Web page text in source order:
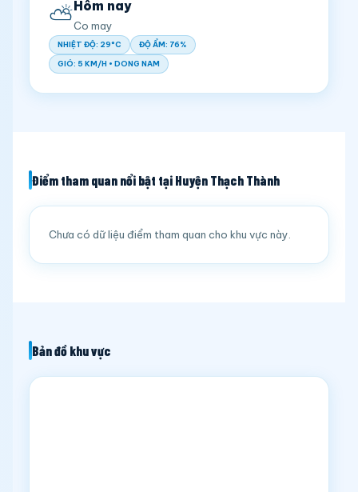
⛅Hôm nay
Co may
NHIỆT ĐỘ: 29°C ĐỘ ẨM: 76%
GIÓ: 5 KM/H • DONG NAM
Điểm tham quan nổi bật tại Huyện Thạch Thành
Chưa có dữ liệu điểm tham quan cho khu vực này.
Bản đồ khu vực